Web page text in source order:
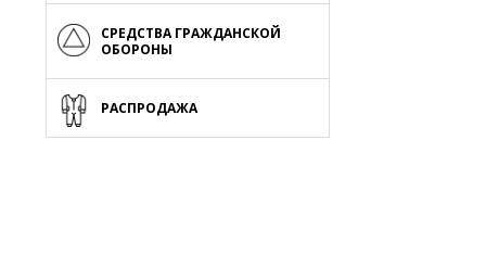
СРЕДСТВА ГРАЖДАНСКОЙ
ОБОРОНЫ
РАСПРОДАЖА